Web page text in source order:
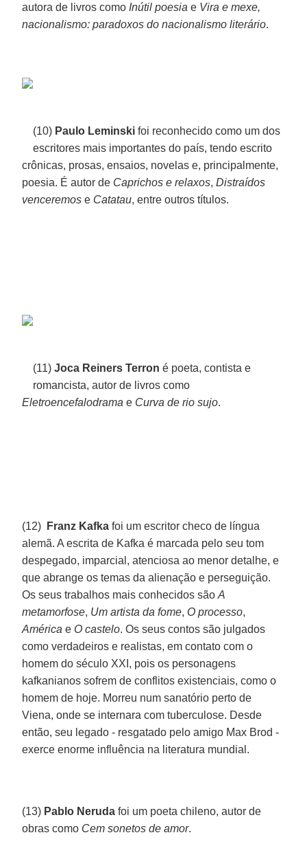
autora de livros como Inútil poesia e Vira e mexe,
nacionalismo: paradoxos do nacionalismo literário.
(10) Paulo Leminski foi reconhecido como um dos
escritores mais importantes do país, tendo escrito
crônicas, prosas, ensaios, novelas e, principalmente,
poesia. É autor de Caprichos e relaxos,Distraídos
venceremos e Catatau, entre outros títulos.
(11)Joca Reiners Terron é poeta, contista e
romancista, autor de livros como
Eletroencefalodrama e Curva de rio sujo.
(12) Franz Kafka foi um escritor checo de língua
alemã. A escrita de Kafka é marcada pelo seu tom
despegado, imparcial, atenciosa ao menor detalhe, e
que abrange os temas da alienação e perseguição.
Os seus trabalhos mais conhecidos sãoA
metamorfose, Um artista da fome, O processo,
Américae O castelo. Os seus contos são julgados
como verdadeiros e realistas, em contato com o
homem do século XXI, pois os personagens
kafkanianos sofrem de conflitos existenciais, como o
homem de hoje. Morreu num sanatório perto de
Viena, onde se internara com tuberculose. Desde
então, seu legado - resgatado pelo amigo Max Brod -
exerce enorme influência na literatura mundial.
(13) Pablo Neruda foi um poeta chileno, autor de
obras como Cem sonetos de amor.